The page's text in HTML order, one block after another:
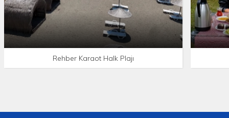
Rehber Karaot Halk Plajı